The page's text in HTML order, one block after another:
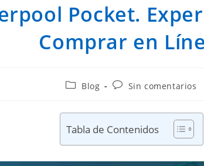
Pocket.
Comprar en
Blog Sin comentarios
Tabla de Contenidos